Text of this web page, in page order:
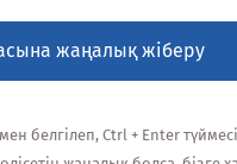
жаңалық жіберу
белгілеп, Ctrl + Enter